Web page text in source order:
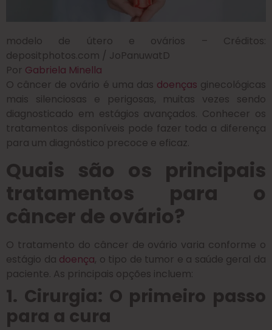
modelo de útero e ovários – Créditos:
depositphotos.com / JoPanuwatD
Por Gabriela Minella
O câncer de ovário é uma das doenças ginecológicas
mais silenciosas e perigosas, muitas vezes sendo
diagnosticado em estágios avançados. Conhecer os
tratamentos disponíveis pode fazer toda a diferença
para um diagnóstico precoce e eficaz.
Quais são os principais
tratamentos para o
câncer de ovário?
O tratamento do câncer de ovário varia conforme o
estágio da doença, o tipo de tumor e a saúde geral da
paciente. As principais opções incluem:
1. Cirurgia: O primeiro passo
para a cura